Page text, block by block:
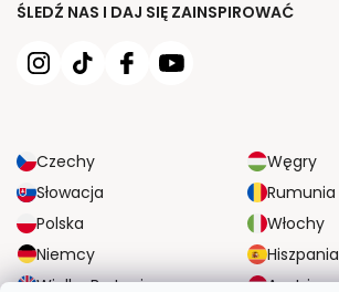
ŚLEDŹ NAS I DAJ SIĘ ZAINSPIROWAĆ
Czechy
Węgry
Słowacja
Rumunia
Polska
Włochy
Niemcy
Hiszpania
Wielka Brytania
Austria